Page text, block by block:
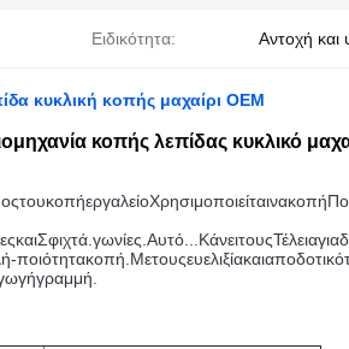
Ειδικότητα: Αντοχή
κυκλική κοπής μαχαίρι OEM
κοπής λεπίδας κυκλικό
τουκοπήεργαλείοΧρησιμοποιείταινακοπή
καιΣφιχτά. γωνίες Αυτό... ΚάνειτουςΤέλειαγια
-ποιότητακοπή Μετουςευελιξίακαι
γραμμή